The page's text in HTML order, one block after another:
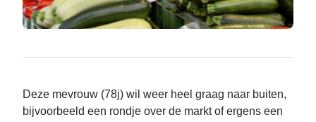
Deze mevrouw (78j) wil weer heel graag naar buiten,
bijvoorbeeld een rondje over de markt of ergens een